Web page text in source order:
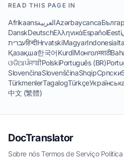
READ THIS PAGE IN
AfrikaansالعربيةAzərbaycanca
DanskDeutschΕλληνικάEspañolEesti
עבריתहिन्दीHrvatskiMagyarIndonesia
Қазақша한국어KurdîМонголमराठी
ଓଡିଆਪੰਜਾਬੀPolskiPortuguês (BR)
SlovenčinaSlovenščinaShqipСрпски
TürkmenlerTagalogTürkçe
中文 (繁體)
DocTranslator
Sobre nós·Termos de Serviço·